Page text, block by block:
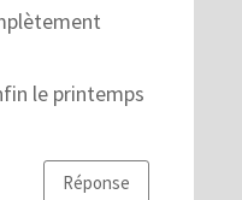
le printemps
Réponse